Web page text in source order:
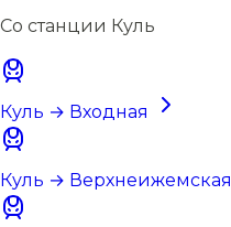
Со станции Куль
Куль → Входная
Куль → Верхнеижемская